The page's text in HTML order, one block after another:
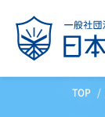
TOP